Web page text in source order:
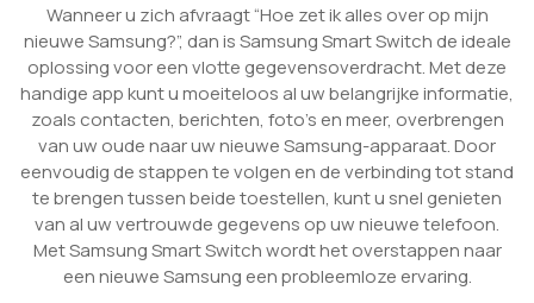
Wanneer u zich afvraagt “Hoe zet ik alles over op mijn
nieuwe Samsung?”, dan is Samsung Smart Switch de ideale
oplossing voor een vlotte gegevensoverdracht. Met deze
handige app kunt u moeiteloos al uw belangrijke informatie,
zoals contacten, berichten, foto’s en meer, overbrengen
van uw oude naar uw nieuwe Samsung-apparaat. Door
eenvoudig de stappen te volgen en de verbinding tot stand
te brengen tussen beide toestellen, kunt u snel genieten
van al uw vertrouwde gegevens op uw nieuwe telefoon.
Met Samsung Smart Switch wordt het overstappen naar
een nieuwe Samsung een probleemloze ervaring.